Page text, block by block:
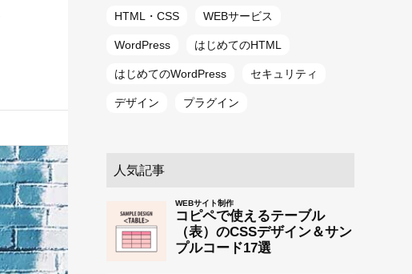
HTML・CSS WEBサービス
WordPress はじめてのHTML
はじめてのWordPress セキュリティ
デザイン プラグイン
人気記事